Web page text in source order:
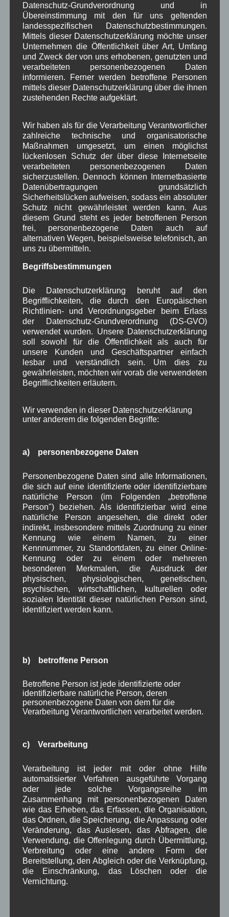
Schule Sport ,Tagespflege Tourismus ,
TV , Umfrage , Veranstaltung , Verkehr ,
Verwaltung Video ,
Vorstand Dorferneuerung , Woiga.de
Zeitung ,Zigarettensteig
Bauernregel im August
Stuermt es im August, gibt es weder Wein noch Most.
Neueste Kommentare
WBE Über uns
Josef Otler, Verein fürr Geschichte beiÜber uns
Gerd ErfertbeiÜber uns
August 2026(3)
Juli 2026
(9)
Juni 2026(4)
Mai 2026(11)
April 2026 (8)
März 2026
(9)
Februar 2026(6)
Januar 2026(8)
November 2025(5)
Oktober 2025(8)
Juli 2025(9)
Mai 2025
April 2025(8)
März 2025(5)
Februar 2025
(9)
Januar 2025(8)
Dezember 2024(7)
November 2024
(14)
Oktober 2024(10)
September 2024(8)
August 2024(2)
Juli 2024(9)
Juni 2024(4)
Mai 2024(4)
April 2024(5)
Dezember 2023
November 2023(5)
September 2023 (8)
August 2023(4)
Juli 2023(8)
April 2023(10)
Januar 2023(8)
Dezember 2022(7)
November 2022
Oktober 2022(8)
September 2022
(2)
August 2022(6)
Juli 2022(5)
Juni 2022(4)
Mai 2022(5)
April 2022(8)
März 2022(6)
Datenschutz-Grundverordnung und in
Übereinstimmung mit den für uns geltenden
landesspezifischen Datenschutzbestimmungen.
Mittels dieser Datenschutzerklärung möchte unser
Unternehmen die Öffentlichkeit über Art, Umfang
und Zweck der von uns erhobenen, genutzten und
verarbeiteten personenbezogenen Daten
informieren. Ferner werden betroffene Personen
mittels dieser Datenschutzerklärung über die ihnen
zustehenden Rechte aufgeklärt.
Wir haben als für die Verarbeitung Verantwortlicher
zahlreiche technische und organisatorische
Maßnahmen umgesetzt, um einen möglichst
lückenlosen Schutz der über diese Internetseite
verarbeiteten personenbezogenen Daten
sicherzustellen. Dennoch können Internetbasierte
Datenübertragungen grundsätzlich
Sicherheitslücken aufweisen, sodass ein absoluter
Schutz nicht gewährleistet werden kann. Aus
diesem Grund steht es jeder betroffenen Person
frei, personenbezogene Daten auch auf
alternativen Wegen, beispielsweise telefonisch, an
uns zu übermitteln.
Begriffsbestimmungen
Die Datenschutzerklärung beruht auf den
Begrifflichkeiten, die durch den Europäischen
Richtlinien- und Verordnungsgeber beim Erlass
der Datenschutz-Grundverordnung (DS-GVO)
verwendet wurden. Unsere Datenschutzerklärung
soll sowohl für die Öffentlichkeit als auch für
unsere Kunden und Geschäftspartner einfach
lesbar und verständlich sein. Um dies zu
gewährleisten, möchten wir vorab die verwendeten
Begrifflichkeiten erläutern.
Wir verwenden in dieser Datenschutzerklärung
unter anderem die folgenden Begriffe:
a) personenbezogene Daten
Personenbezogene Daten sind alle Informationen,
die sich auf eine identifizierte oder identifizierbare
natürliche Person (im Folgenden „betroffene
Person") beziehen. Als identifizierbar wird eine
natürliche Person angesehen, die direkt oder
indirekt, insbesondere mittels Zuordnung zu einer
Kennung wie einem Namen, zu einer
Kennnummer, zu Standortdaten, zu einer Online-
Kennung oder zu einem oder mehreren
besonderen Merkmalen, die Ausdruck der
physischen, physiologischen, genetischen,
psychischen, wirtschaftlichen, kulturellen oder
sozialen Identität dieser natürlichen Person sind,
identifiziert werden kann.
b) betroffene Person
Betroffene Person ist jede identifizierte oder
identifizierbare natürliche Person, deren
personenbezogene Daten von dem für die
Verarbeitung Verantwortlichen verarbeitet werden.
c) Verarbeitung
Verarbeitung ist jeder mit oder ohne Hilfe
automatisierter Verfahren ausgeführte Vorgang
oder jede solche Vorgangsreihe im
Zusammenhang mit personenbezogenen Daten
wie das Erheben, das Erfassen, die Organisation,
das Ordnen, die Speicherung, die Anpassung oder
Veränderung, das Auslesen, das Abfragen, die
Verwendung, die Offenlegung durch Übermittlung,
Verbreitung oder eine andere Form der
Bereitstellung, den Abgleich oder die Verknüpfung,
die Einschränkung, das Löschen oder die
Vernichtung.